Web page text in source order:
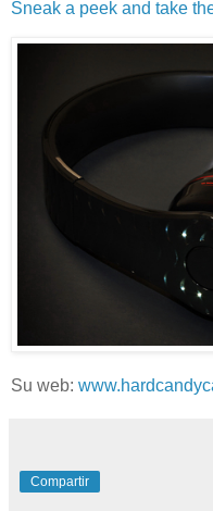
Sneak a peek and take
Su web:
Compartir